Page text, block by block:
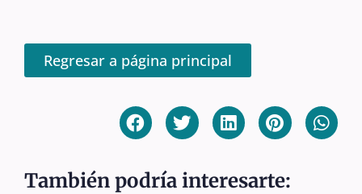
Regresar a página principal
También podría interesarte: